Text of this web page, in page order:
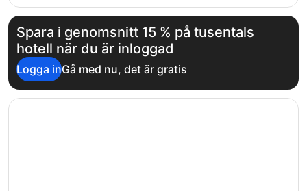
Spara i genomsnitt 15 % på tusentals
hotell när du är inloggad
Logga inGå med nu, det är gratis
Öppnas i ett nytt fönster
Hotel Nazionale Portofino